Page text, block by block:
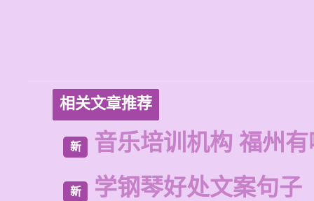
相关文章推荐
新 音乐培训机构 福州
新 学钢琴好处文案句子